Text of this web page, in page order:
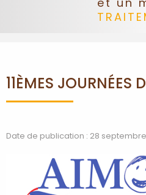
11ÈMES JOURNÉES
Date de publication : 28
DONS
CONGRÈS
FORMATIONS